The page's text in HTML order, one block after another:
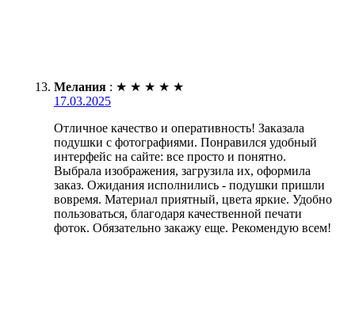
Мелания : ★ ★ ★ ★ ★
17.03.2025
Отличное качество и оперативность! Заказала
подушки с фотографиями. Понравился удобный
интерфейс на сайте: все просто и понятно.
Выбрала изображения, загрузила их, оформила
заказ. Ожидания исполнились - подушки пришли
вовремя. Материал приятный, цвета яркие. Удобно
пользоваться, благодаря качественной печати
фоток. Обязательно закажу еще. Рекомендую всем!